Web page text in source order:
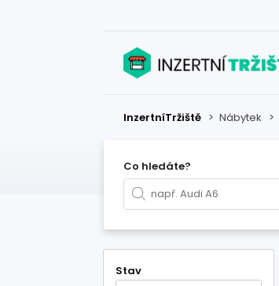
InzertníTržiště > Nábytek >
Co hledáte?
Stav